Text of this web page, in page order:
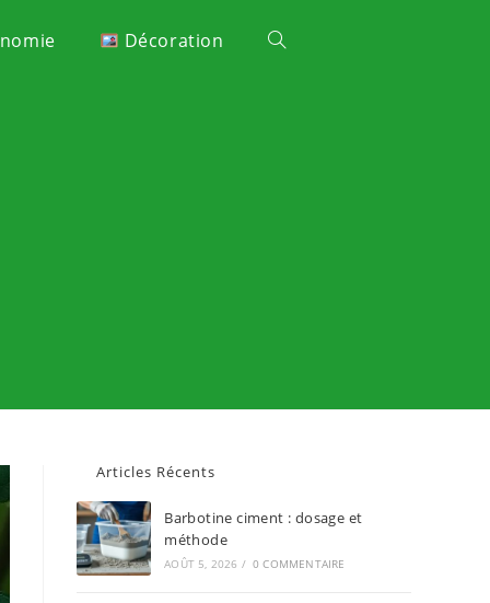
Décoration
Articles Récents
Barbotine ciment : dosage et
méthode
AOÛT 5, 2026 / 0 COMMENTAIRE